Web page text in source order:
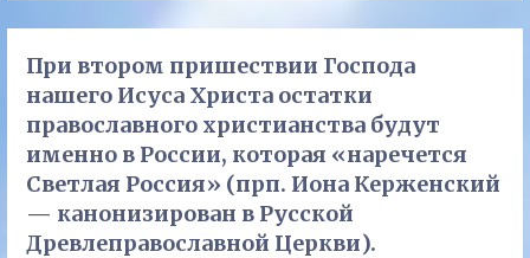
При втором пришествии Господа
нашего Исуса Христа остатки
православного христианства будут
именно в России, которая «наречется
Светлая Россия» (прп. Иона Керженский
— канонизирован в Русской
Древлеправославной Церкви).